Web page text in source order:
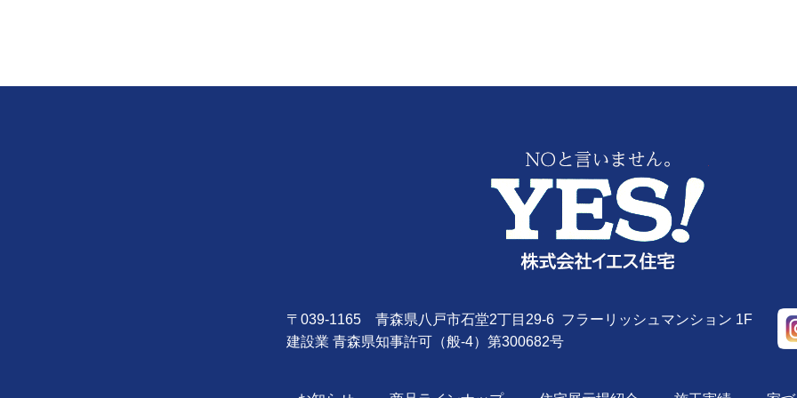
〒039-1165 青森県八戸市石堂2丁目29-6 フラーリッシュマンション 1F
建設業 青森県知事許可（般-4）第300682号